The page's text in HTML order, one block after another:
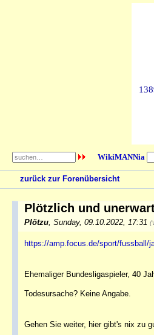
WikiMANNia
zurück zur Forenübersicht
Plötzlich und
Plötzu Sunday, 09.10.2022, 17:31
https://amp.focus.de/sport/fussball/
Ehemaliger Bundesligaspieler, 40
Todesursache? Keine Angabe.
Gehen Sie weiter, hier gibt's nix zu